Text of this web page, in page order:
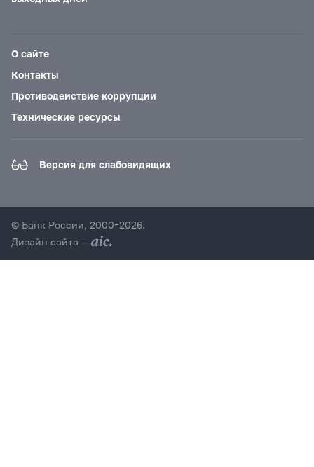
О сайте
Контакты
Противодействие коррупции
Технические ресурсы
Версия для слабовидящих
© Банк России, 2000–2026.
Дизайн сайта —